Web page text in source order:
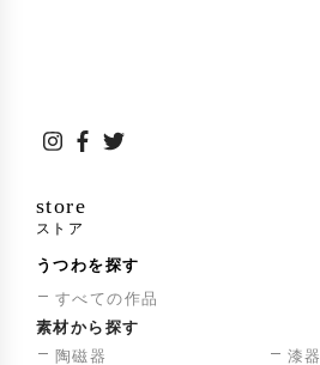
store
ストア
うつわを探す
すべての作品
素材から探す
陶磁器
漆器